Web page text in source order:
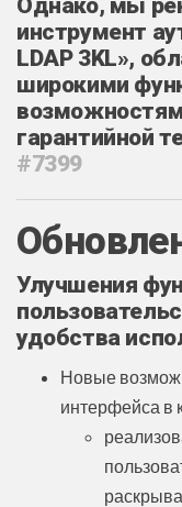
инструмент
LDAP 3KL»,
широкими
гарантийной
#7399
Улучшения
удобства
Новые
интерфейса в